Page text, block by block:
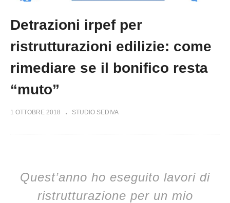
Detrazioni irpef per
ristrutturazioni edilizie: come
rimediare se il bonifico resta
“muto”
1 OTTOBRE 2018 STUDIO SEDIVA
Quest’anno ho eseguito lavori di
ristrutturazione per un mio